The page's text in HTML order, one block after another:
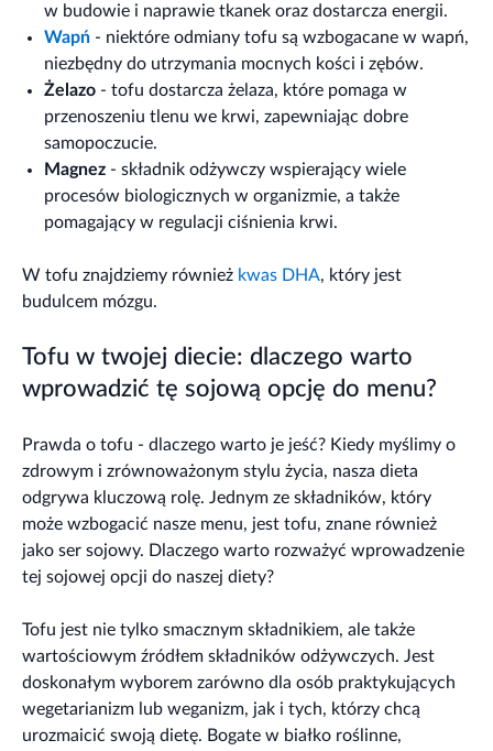
w budowie i naprawie tkanek oraz dostarcza energii.
Wapń - niektóre odmiany tofu są wzbogacane w wapń,
niezbędny do utrzymania mocnych kości i zębów.
Żelazo - tofu dostarcza żelaza, które pomaga w
przenoszeniu tlenu we krwi, zapewniając dobre
samopoczucie.
Magnez - składnik odżywczy wspierający wiele
procesów biologicznych w organizmie, a także
pomagający w regulacji ciśnienia krwi.
W tofu znajdziemy również kwas DHA, który jest
budulcem mózgu.
Tofu w twojej diecie: dlaczego warto
wprowadzić tę sojową opcję do menu?
Prawda o tofu - dlaczego warto je jeść? Kiedy myślimy o
zdrowym i zrównoważonym stylu życia, nasza dieta
odgrywa kluczową rolę. Jednym ze składników, który
może wzbogacić nasze menu, jest tofu, znane również
jako ser sojowy. Dlaczego warto rozważyć wprowadzenie
tej sojowej opcji do naszej diety?
Tofu jest nie tylko smacznym składnikiem, ale także
wartościowym źródłem składników odżywczych. Jest
doskonałym wyborem zarówno dla osób praktykujących
wegetarianizm lub weganizm, jak i tych, którzy chcą
urozmaicić swoją dietę. Bogate w białko roślinne,